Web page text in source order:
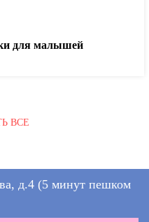
для малышей
ВСЕ
д.4 (5 минут пешком